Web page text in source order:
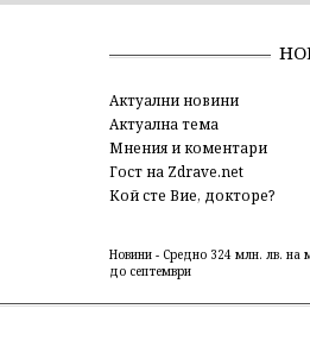
Актуални новини
Актуална тема
Мнения и коментари
Гост на Zdrave.net
Кой сте Вие, докторе?
Новини - Средно 324 млн. лв. на
до септември